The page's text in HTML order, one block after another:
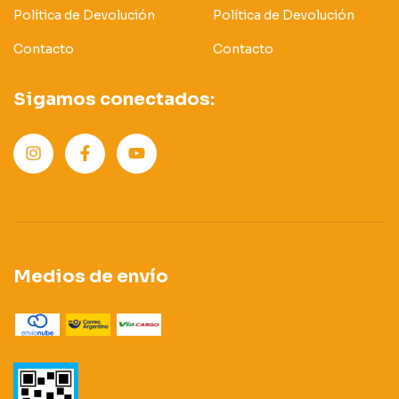
Política de Devolución
Contacto
Política de Devolución
Contacto
Sigamos conectados:
Medios de envío